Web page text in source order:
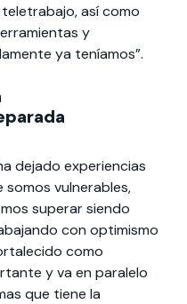
así como
y
ya teníamos”.
dejado experiencias
vulnerables,
superar siendo
con optimismo
como
y va en paralelo
que tiene la